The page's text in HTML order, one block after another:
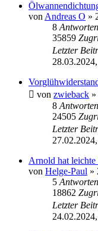
vonAndreas O »
8Antworten
35859
Letzter
von zwieback »
8Antworten
24505
Letzter
Arnold hat leichte
von Helge-Paul »
5Antworten
18862
Letzter